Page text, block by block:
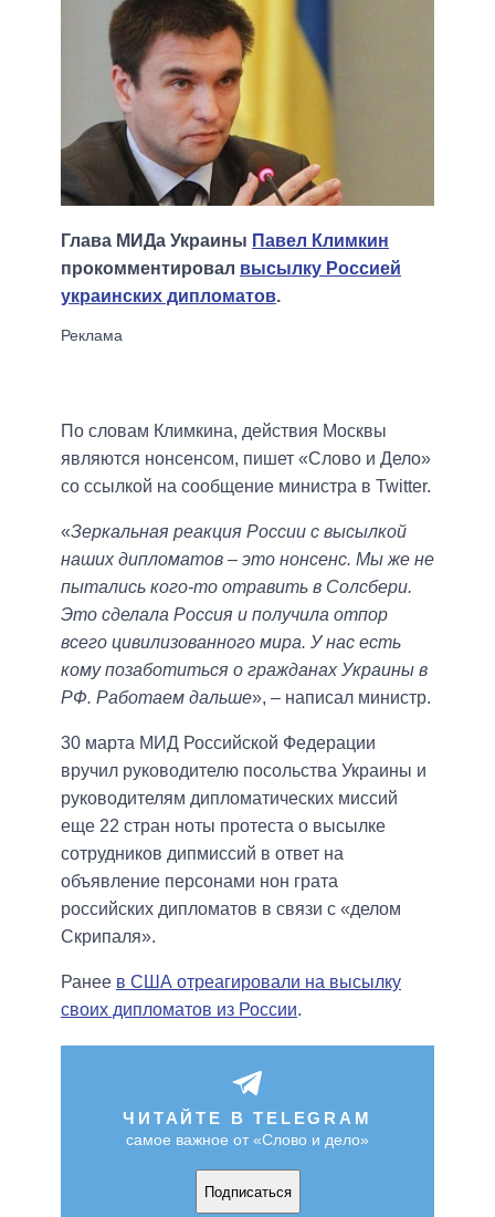
Глава МИДа Украины Павел Климкин
прокомментировал высылку Россией
украинских дипломатов.
По словам Климкина, действия Москвы
являются нонсенсом, пишет «Слово и Дело»
со ссылкой на сообщение министра в Twitter.
«Зеркальная реакция России с высылкой
наших дипломатов – это нонсенс. Мы же не
пытались кого-то отравить в Солсбери.
Это сделала Россия и получила отпор
всего цивилизованного мира. У нас есть
кому позаботиться о гражданах Украины в
РФ. Работаем дальше», – написал министр.
30 марта МИД Российской Федерации
вручил руководителю посольства Украины и
руководителям дипломатических миссий
еще 22 стран ноты протеста о высылке
сотрудников дипмиссий в ответ на
объявление персонами нон грата
российских дипломатов в связи с «делом
Скрипаля».
Ранее в США отреагировали на высылку
своих дипломатов из России.
ЧИТАЙТЕ В TELEGRAM
самое важное от «Слово и дело»
Подписаться